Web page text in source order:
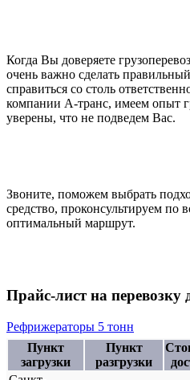
Когда Вы доверяете
очень важно сделать
справиться со столь
компании А-транс, имеем опыт
уверены, что не подведем Вас.
Звоните, поможем выбрать
средство, проконсультируем
оптимальный маршрут.
Прайс-лист на перевозку
Рефрижераторы 5 тонн
Пункт
загрузки
Пункт
разгрузки